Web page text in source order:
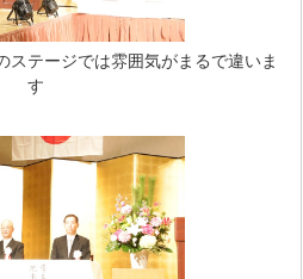
ステージでは雰囲気がまるで違いま
す